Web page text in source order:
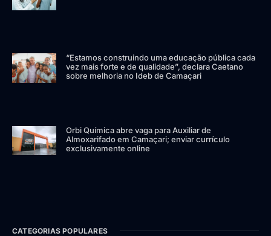
“Estamos construindo uma educação pública cada
vez mais forte e de qualidade”, declara Caetano
sobre melhoria no Ideb de Camaçari
Orbi Química abre vaga para Auxiliar de
Almoxarifado em Camaçari; enviar currículo
exclusivamente online
CATEGORIAS POPULARES